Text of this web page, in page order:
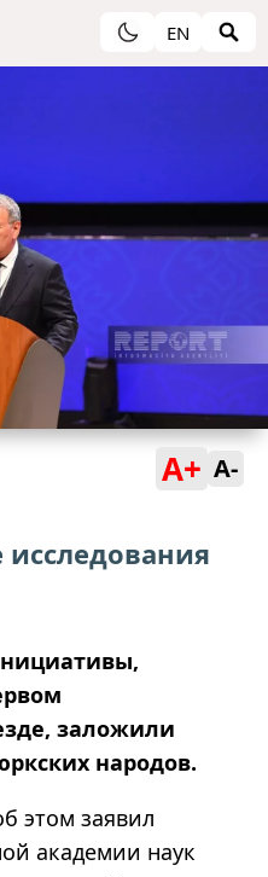
EN
A+ A-
заложили
народов.
этом заявил
академии наук